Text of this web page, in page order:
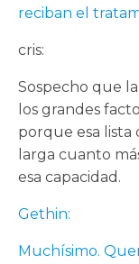
reciban el
cris:
Sospecho que
los grandes
porque esa lista
larga cuanto
esa capacidad.
Gethin:
Muchísimo.